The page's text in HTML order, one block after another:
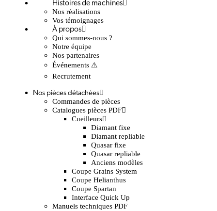
Histoires de machines
Nos réalisations
Vos témoignages
À propos
Qui sommes-nous ?
Notre équipe
Nos partenaires
Événements ⚠️
Recrutement
Nos pièces détachées
Commandes de pièces
Catalogues pièces PDF
Cueilleurs
Diamant fixe
Diamant repliable
Quasar fixe
Quasar repliable
Anciens modèles
Coupe Grains System
Coupe Helianthus
Coupe Spartan
Interface Quick Up
Manuels techniques PDF